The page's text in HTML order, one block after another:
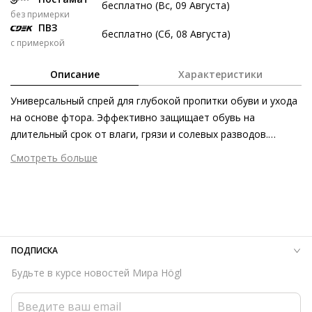
6 авг
310 ₽
310 ₽
310 ₽
310 ₽
Долями
Разделите стоимость покупки
списывать каждые две недели
310 ₽ сейчас
без примерки
бесплатно (Вс, 09 Августа)
ПВЗ
с примеркой
бесплатно (Сб, 08 Августа)
Описание Характеристики
Универсальный спрей для глубокой пропитки обуви и ухода
на основе фтора. Эффективно защищает обувь на
длительный срок от влаги, грязи и солевых разводов.
Активирует цвет материала, защищает от выцветания.
Рекомендуется для первичной пропитки обуви перед
Смотреть больше
ПОДПИСКА
Будьте в курсе новостей Мира Högl